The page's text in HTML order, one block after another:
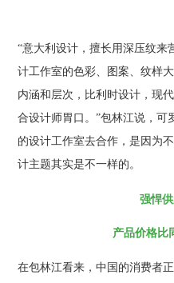
“意大利设计，擅长用深压纹来
计工作室的色彩、图案、纹样
内涵和层次，比利时设计，现
合设计师胃口。”包林江说，可
的设计工作室去合作，是因为
计主题其实是不一样的。
强悍
产品价格比
在包林江看来，中国的消费者